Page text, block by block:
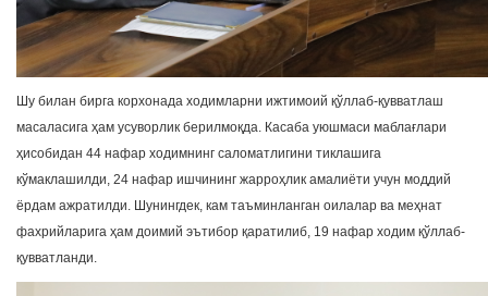
Шу билан бирга корхонада ходимларни ижтимоий қўллаб-қувватлаш
масаласига ҳам усуворлик берилмоқда. Касаба уюшмаси маблағлари
ҳисобидан 44 нафар ходимнинг саломатлигини тиклашига
кўмаклашилди, 24 нафар ишчининг жарроҳлик амалиёти учун моддий
ёрдам ажратилди. Шунингдек, кам таъминланган оилалар ва меҳнат
фахрийларига ҳам доимий эътибор қаратилиб, 19 нафар ходим қўллаб-
қувватланди.